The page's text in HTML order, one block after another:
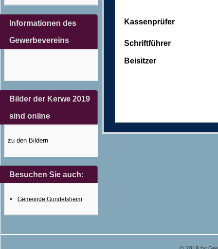
Informationen des
Gewerbevereins
Bilder der Kerwe 2019
sind online
zu den Bildern
Besuchen Sie auch:
Gemeinde Gondelsheim
Kassenprüfer
Schriftführer
Beisitzer